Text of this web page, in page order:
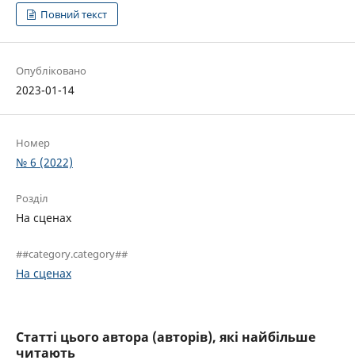
Повний текст
Опубліковано
2023-01-14
Номер
№ 6 (2022)
Розділ
На сценах
##category.category##
На сценах
Статті цього автора (авторів), які найбільше
читають